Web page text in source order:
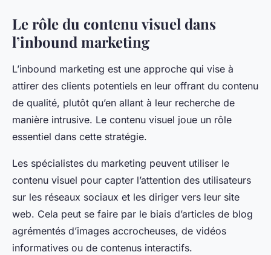
Le rôle du contenu visuel dans
l’inbound marketing
L’inbound marketing est une approche qui vise à
attirer des clients potentiels en leur offrant du contenu
de qualité, plutôt qu’en allant à leur recherche de
manière intrusive. Le contenu visuel joue un rôle
essentiel dans cette stratégie.
Les spécialistes du marketing peuvent utiliser le
contenu visuel pour capter l’attention des utilisateurs
sur les réseaux sociaux et les diriger vers leur site
web. Cela peut se faire par le biais d’articles de blog
agrémentés d’images accrocheuses, de vidéos
informatives ou de contenus interactifs.